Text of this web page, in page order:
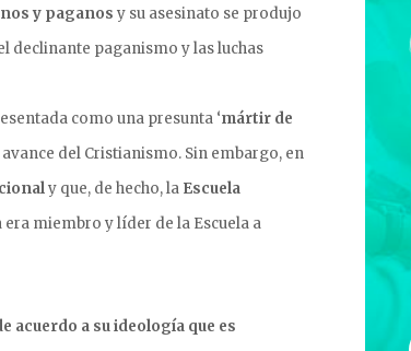
y paganos y su asesinato se produjo
declinante paganismo y las luchas
como una presunta ‘mártir de
del Cristianismo. Sin embargo, en
y que, de hecho, la Escuela
miembro y líder de la Escuela a
acuerdo a su ideología que es